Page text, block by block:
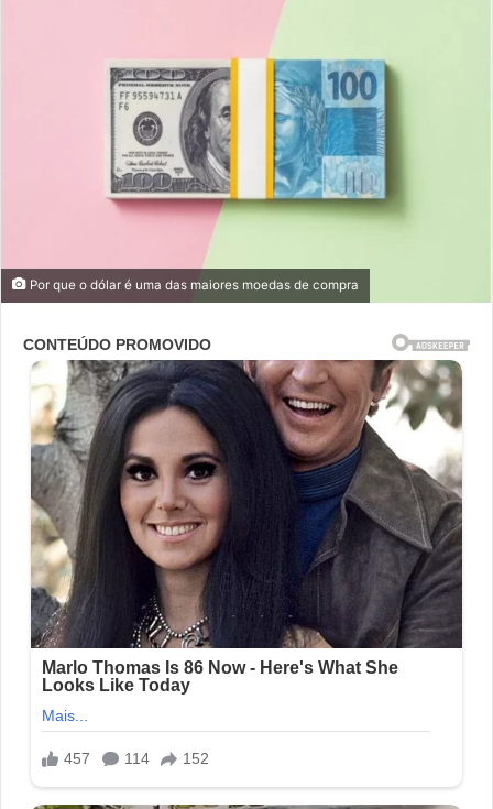
Por que o dólar é uma das maiores moedas de compra